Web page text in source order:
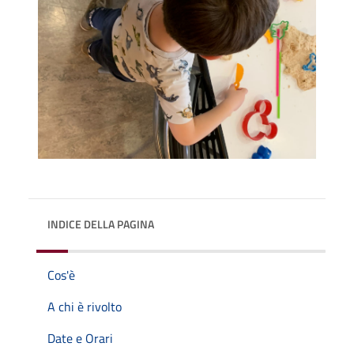
INDICE DELLA PAGINA
Cos'è
A chi è rivolto
Date e Orari